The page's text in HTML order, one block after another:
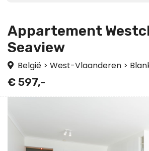
Appartement
Seaview
België > West-Vlaanderen >
€ 597,-